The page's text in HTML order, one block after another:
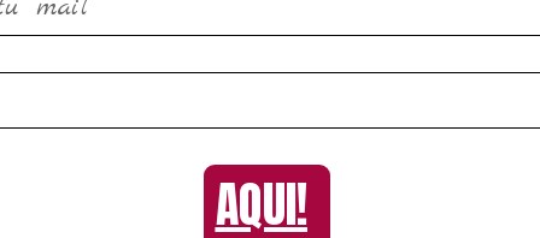
AQUI!